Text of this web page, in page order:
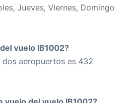
Jueves, Viernes, Domingo
vuelo IB1002?
aeropuertos es 432